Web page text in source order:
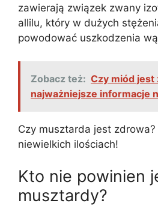
zawierają związek zwany
allilu, który w dużych
powodować uszkodzenia
Zobacz też: Czy miód jest
najważniejsze informacje
Czy musztarda jest
niewielkich ilościach!
Kto nie powinien
musztardy?